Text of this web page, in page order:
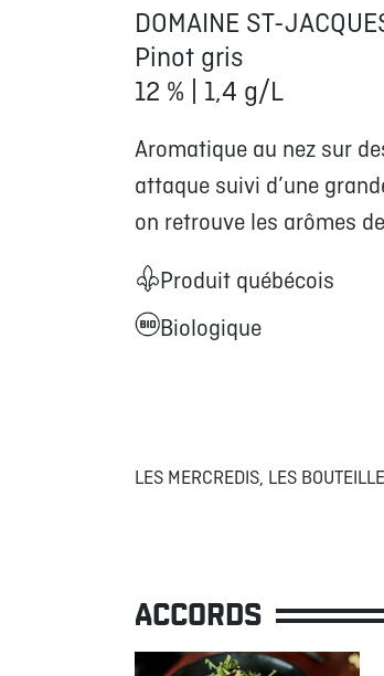
DOMAINE ST-
Pinot gris
12 % | 1,4 g/L
Aromatique au nez sur
attaque suivi d’une
on retrouve les arômes
Produit québécois
Biologique
LES MERCREDIS, LES
ACCORDS